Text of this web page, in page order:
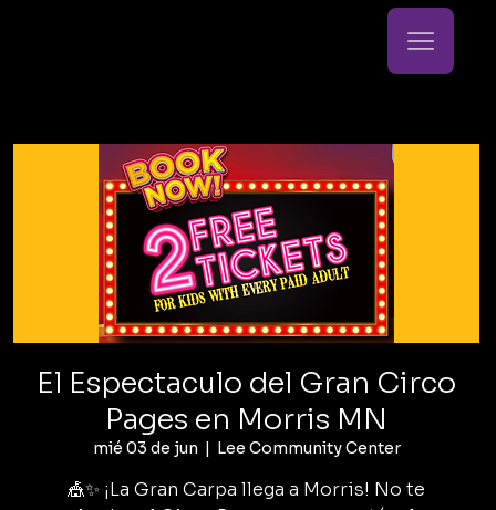
El Espectaculo del Gran Circo
Pages en Morris MN
mié 03 de jun
  |
Lee Community Center
🎪✨ ¡La Gran Carpa llega a Morris! No te